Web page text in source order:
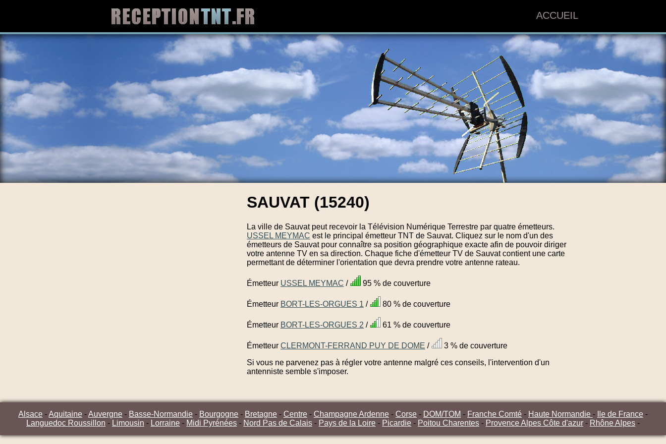
ACCUEIL
SAUVAT (15240)
La ville de Sauvat peut recevoir la Télévision Numérique Terrestre par quatre émetteurs.
USSEL MEYMAC est le principal émetteur TNT de Sauvat. Cliquez sur le nom d'un des
émetteurs de Sauvat pour connaître sa position géographique exacte afin de pouvoir diriger
votre antenne TV en sa direction. Chaque fiche d'émetteur TV de Sauvat contient une carte
permettant de déterminer l'orientation que devra prendre votre antenne rateau.
Émetteur USSEL MEYMAC / 95 % de couverture
Émetteur BORT-LES-ORGUES 1 / 80 % de couverture
Émetteur BORT-LES-ORGUES 2 / 61 % de couverture
Émetteur CLERMONT-FERRAND PUY DE DOME /
3 % de couverture
Si vous ne parvenez pas à régler votre antenne malgré ces conseils, l'intervention d'un
antenniste semble s'imposer.
Alsace -Aquitaine -Auvergne - Basse-Normandie - Bourgogne - Bretagne - Centre - Champagne Ardenne - Corse - DOM/TOM - Franche Comté - Haute Normandie - Ile de France -
Languedoc Roussillon - Limousin - Lorraine - Midi Pyrénées - Nord Pas de Calais - Pays de la Loire - Picardie - Poitou Charentes - Provence Alpes Côte d'azur - Rhône Alpes -